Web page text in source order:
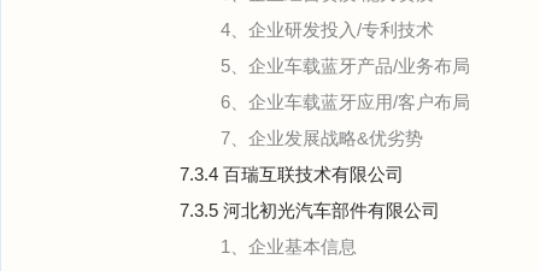
4、企业研发投入/专利技术
5、企业车载蓝牙产品/业务布局
6、企业车载蓝牙应用/客户布局
7、企业发展战略&优劣势
7.3.4 百瑞互联技术有限公司
7.3.5 河北初光汽车部件有限公司
1、企业基本信息